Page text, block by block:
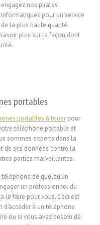
engagez nos pirates
informatiques pour un service
de la plus haute qualité.
plus sur la façon dont
portables
portables à louer pour
téléphone portable et
sommes experts dans la
de ses données contre la
parties malveillantes.
de quelqu'un
un professionnel du
le faire pour vous. Ceci est
d'accéder à un téléphone
ou si vous avez besoin de